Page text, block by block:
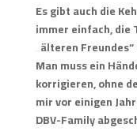
Es gibt auch die
immer einfach, die
„älteren
Man muss ein
korrigieren, ohne
mir vor einigen
DBV-Family